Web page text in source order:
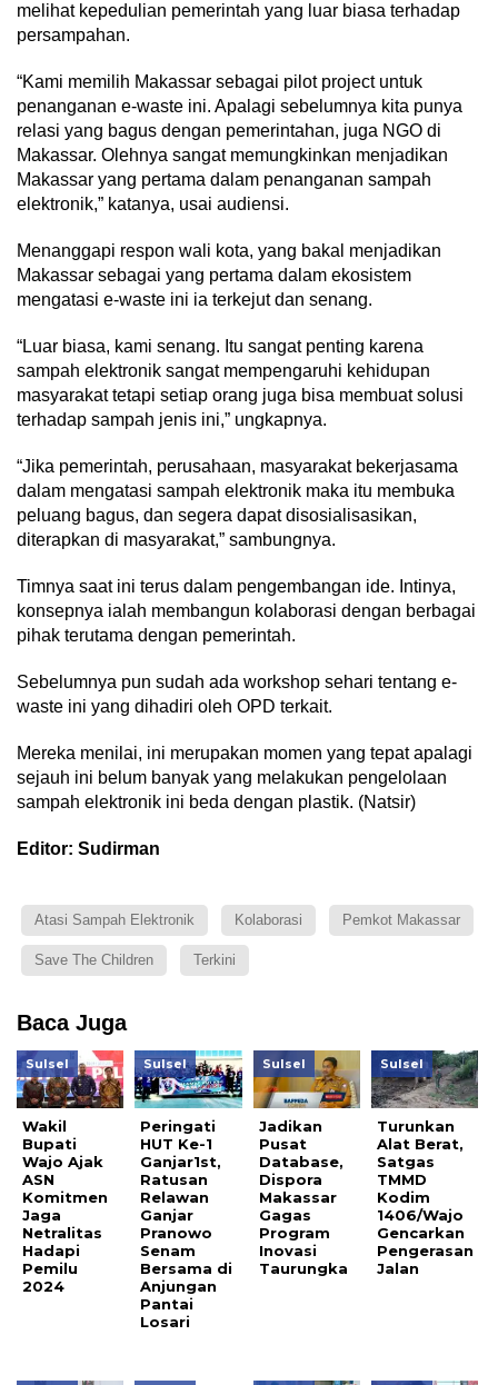
melihat kepedulian pemerintah yang luar biasa terhadap
persampahan.
“Kami memilih Makassar sebagai pilot project untuk
penanganan e-waste ini. Apalagi sebelumnya kita punya
relasi yang bagus dengan pemerintahan, juga NGO di
Makassar. Olehnya sangat memungkinkan menjadikan
Makassar yang pertama dalam penanganan sampah
elektronik,” katanya, usai audiensi.
Menanggapi respon wali kota, yang bakal menjadikan
Makassar sebagai yang pertama dalam ekosistem
mengatasi e-waste ini ia terkejut dan senang.
“Luar biasa, kami senang. Itu sangat penting karena
sampah elektronik sangat mempengaruhi kehidupan
masyarakat tetapi setiap orang juga bisa membuat solusi
terhadap sampah jenis ini,” ungkapnya.
“Jika pemerintah, perusahaan, masyarakat bekerjasama
dalam mengatasi sampah elektronik maka itu membuka
peluang bagus, dan segera dapat disosialisasikan,
diterapkan di masyarakat,” sambungnya.
Timnya saat ini terus dalam pengembangan ide. Intinya,
konsepnya ialah membangun kolaborasi dengan berbagai
pihak terutama dengan pemerintah.
Sebelumnya pun sudah ada workshop sehari tentang e-
waste ini yang dihadiri oleh OPD terkait.
Mereka menilai, ini merupakan momen yang tepat apalagi
sejauh ini belum banyak yang melakukan pengelolaan
sampah elektronik ini beda dengan plastik. (Natsir)
Editor: Sudirman
Atasi Sampah Elektronik Kolaborasi Pemkot Makassar
Save The Children Terkini
Baca Juga
Sulsel
Wakil
Bupati
Wajo Ajak
ASN
Komitmen
Jaga
Netralitas
Hadapi
Pemilu
2024
Sulsel
Peringati
HUT Ke-1
Ganjar1st,
Ratusan
Relawan
Ganjar
Pranowo
Senam
Bersama di
Anjungan
Pantai
Losari
Sulsel
Jadikan
Pusat
Database,
Dispora
Makassar
Gagas
Program
Inovasi
Taurungka
Sulsel
Turunkan
Alat Berat,
Satgas
TMMD
Kodim
1406/Wajo
Gencarkan
Pengerasan
Jalan